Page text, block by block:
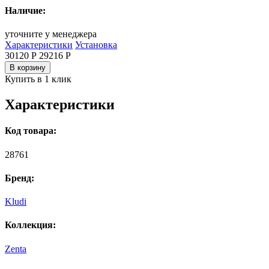
Наличие:
уточните у менеджера
Характеристики Установка
30120 Р 29216 Р
В корзину
Купить в 1 клик
Характеристики
Код товара:
28761
Бренд:
Kludi
Коллекция:
Zenta